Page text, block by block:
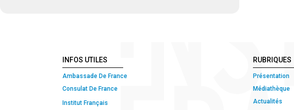
INFOS UTILES
Ambassade De France
Consulat De France
Institut Français
RUBRIQUES
Présentation
Médiathèque
Actualités